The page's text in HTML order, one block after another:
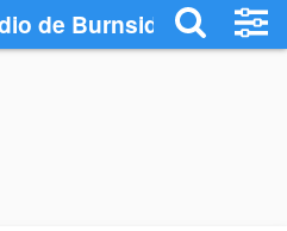
de Burnside - Ouça